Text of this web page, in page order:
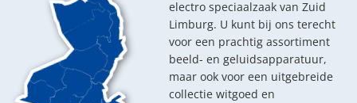
electro speciaalzaak van Zuid
Limburg. U kunt bij ons terecht
voor een prachtig assortiment
beeld- en geluidsapparatuur,
maar ook voor een uitgebreide
collectie witgoed en